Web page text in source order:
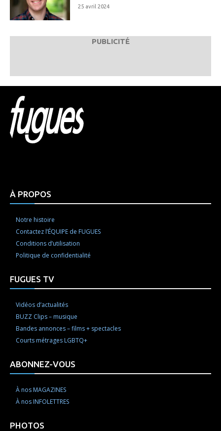
25 avril 2024
PUBLICITÉ
À PROPOS
Notre histoire
Contactez l’ÉQUIPE de FUGUES
Conditions d’utilisation
Politique de confidentialité
FUGUES TV
Vidéos d’actualités
BUZZ Clips – musique
Bandes annonces – films + spectacles
Courts métrages LGBTQ+
ABONNEZ-VOUS
À nos MAGAZINES
À nos INFOLETTRES
PHOTOS